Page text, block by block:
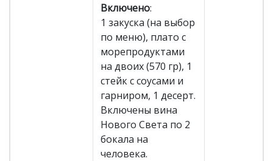
Включено:
1 закуска (на выбор
по меню), плато с
морепродуктами
на двоих (570 гр), 1
стейк с соусами и
гарниром, 1 десерт.
Включены вина
Нового Света по 2
бокала на
человека.